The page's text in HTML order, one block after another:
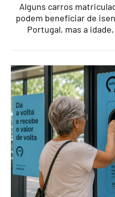
Alguns carros
podem beneficiar de
Portugal, mas a